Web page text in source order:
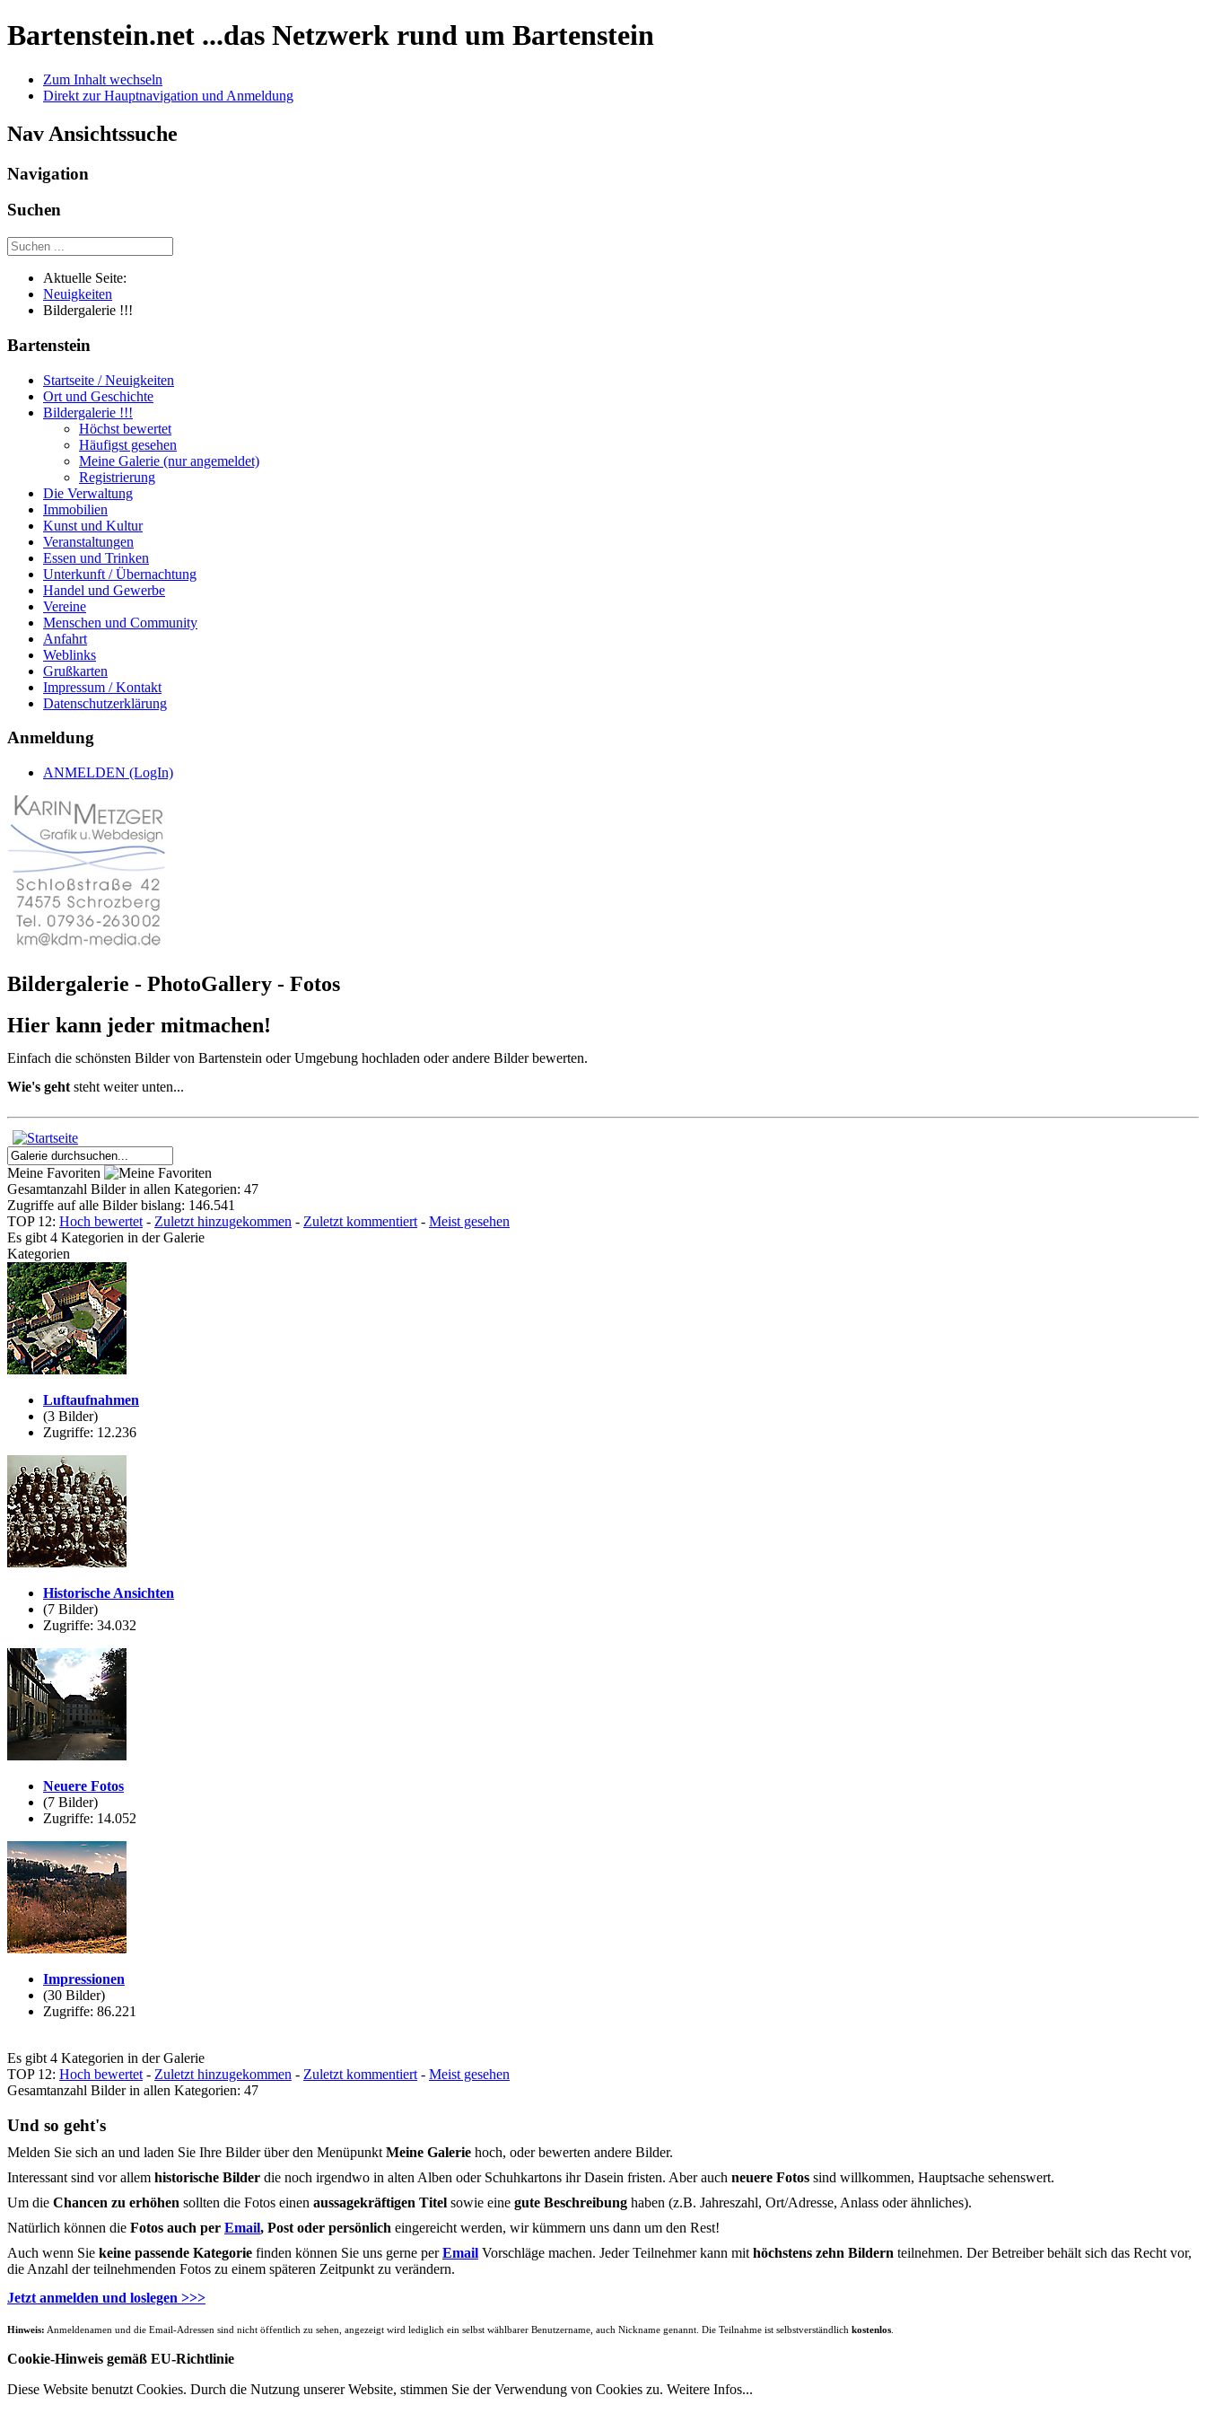
Bartenstein.net ...das Netzwerk rund um Bartenstein
Zum Inhalt wechseln
Direkt zur Hauptnavigation und Anmeldung
Nav Ansichtssuche
Navigation
Suchen
Aktuelle Seite:
Neuigkeiten
Bildergalerie !!!
Bartenstein
Startseite / Neuigkeiten
Ort und Geschichte
Bildergalerie !!!
Höchst bewertet
Häufigst gesehen
Meine Galerie (nur angemeldet)
Registrierung
Die Verwaltung
Immobilien
Kunst und Kultur
Veranstaltungen
Essen und Trinken
Unterkunft / Übernachtung
Handel und Gewerbe
Vereine
Menschen und Community
Anfahrt
Weblinks
Grußkarten
Impressum / Kontakt
Datenschutzerklärung
Anmeldung
ANMELDEN (LogIn)
Bildergalerie - PhotoGallery - Fotos
Hier kann jeder mitmachen!
Einfach die schönsten Bilder von Bartenstein oder Umgebung hochladen oder andere Bilder bewerten.
Wie's gehtsteht weiter unten...
Meine Favoriten
Gesamtanzahl Bilder in allen Kategorien: 47
Zugriffe auf alle Bilder bislang: 146.541
TOP 12: Hoch bewertet- Zuletzt hinzugekommen - Zuletzt kommentiert- Meist gesehen
Es gibt 4 Kategorien in der Galerie
Kategorien
Luftaufnahmen
(3 Bilder)
Zugriffe: 12.236
Historische Ansichten
(7 Bilder)
Zugriffe: 34.032
Neuere Fotos
(7 Bilder)
Zugriffe: 14.052
Impressionen
(30 Bilder)
Zugriffe: 86.221
Es gibt 4 Kategorien in der Galerie
TOP 12: Hoch bewertet- Zuletzt hinzugekommen - Zuletzt kommentiert- Meist gesehen
Gesamtanzahl Bilder in allen Kategorien: 47
Und so geht's
Melden Sie sich an und laden Sie Ihre Bilder über den Menüpunkt Meine Galerie hoch, oder bewerten andere Bilder.
Interessant sind vor allem historische Bilder die noch irgendwo in alten Alben oder Schuhkartons ihr Dasein fristen. Aber auch neuere Fotos sind willkommen, Hauptsache sehenswert.
Um die Chancen zu erhöhen sollten die Fotos einen aussagekräftigen Titel sowie eine gute Beschreibung haben (z.B. Jahreszahl, Ort/Adresse, Anlass oder ähnliches).
Natürlich können die Fotos auch per Email, Post oder persönlich eingereicht werden, wir kümmern uns dann um den Rest!
Auch wenn Sie keine passende Kategorie finden können Sie uns gerne perEmail Vorschläge machen. Jeder Teilnehmer kann mit höchstens zehn Bildern teilnehmen. Der Betreiber behält sich das Recht vor,
die Anzahl der teilnehmenden Fotos zu einem späteren Zeitpunkt zu verändern.
Jetzt anmelden und loslegen >>>
Hinweis: Anmeldenamen und die Email-Adressen sind nicht öffentlich zu sehen, angezeigt wird lediglich ein selbst wählbarer Benutzername, auch Nickname genannt. Die Teilnahme ist selbstverständlich kostenlos
Cookie-Hinweis gemäß EU-Richtlinie
Diese Website benutzt Cookies. Durch die Nutzung unserer Website, stimmen Sie der Verwendung von Cookies zu. Weitere Infos...